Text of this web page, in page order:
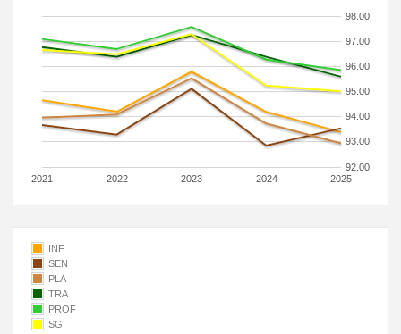
2021 2022 2023 2024 2025
92.00
93.00
94.00
95.00
96.00
97.00
98.00
INF
SEN
PLA
TRA
PROF
SG